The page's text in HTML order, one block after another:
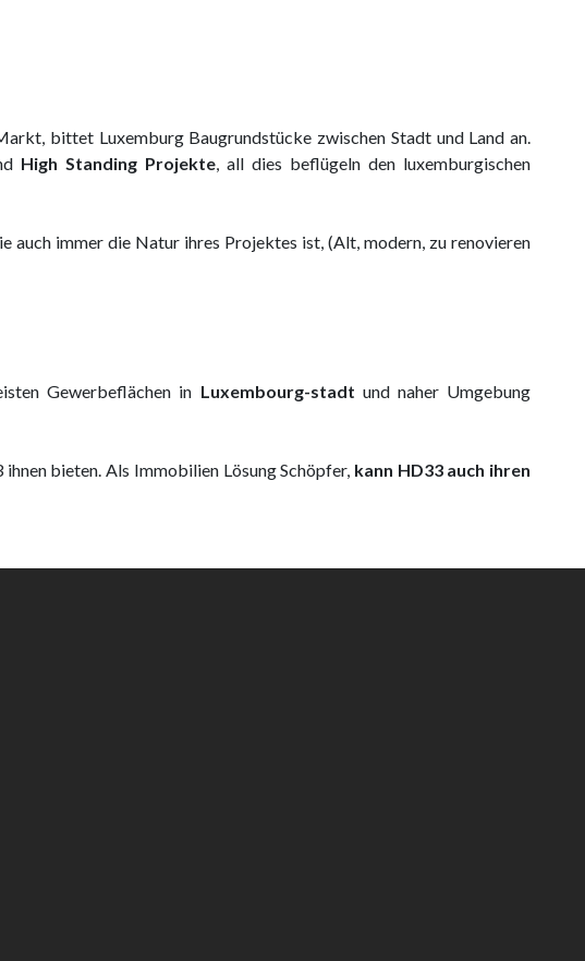
bittet Luxemburg Baugrundstücke zwischen Stadt und Land an.
High Standing Projekte, all dies beflügeln den luxemburgischen
auch immer die Natur ihres Projektes ist, (Alt, modern, zu renovieren
Gewerbeflächen in Luxembourg-stadt und naher Umgebung
ihnen bieten. Als Immobilien Lösung Schöpfer, kann HD33 auch ihren